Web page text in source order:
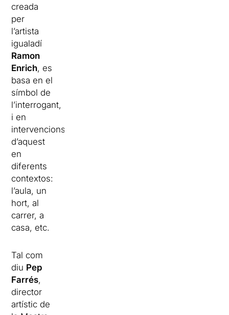
creada
per
l’artista
igualadí
Ramon
Enrich, es
basa en el
símbol de
l’interrogant,
i en
intervencions
d’aquest
en
diferents
contextos:
l’aula, un
hort, al
carrer, a
casa, etc.
Tal com
diu Pep
Farrés,
director
artístic de